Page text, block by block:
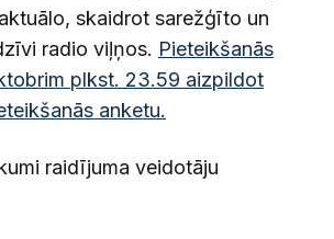
skaidrot sarežģīto un
radio viļņos. Pieteikšanās
plkst. 23.59 aizpildot
anketu.
raidījuma veidotāju